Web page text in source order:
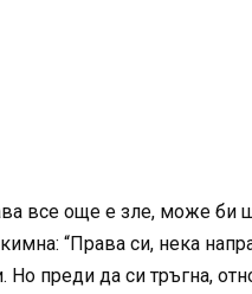
все още е зле, може би
“Права си, нека
преди да си тръгна,